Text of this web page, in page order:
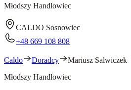
Młodszy Handlowiec
CALDO Sosnowiec
+48 669 108 808
Caldo Doradcy
Mariusz Salwiczek
Młodszy Handlowiec